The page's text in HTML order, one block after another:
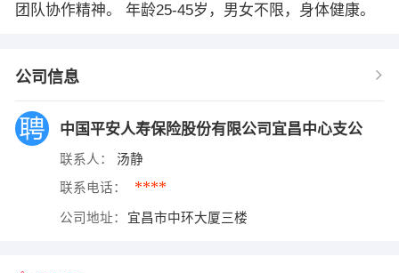
团队协作精神。 年龄25-45岁，男女不限，身体健康。
公司信息
中国平安人寿保险股份有限公司宜昌中心支公
联系人： 汤静
联系电话： ****
公司地址： 宜昌市中环大厦三楼